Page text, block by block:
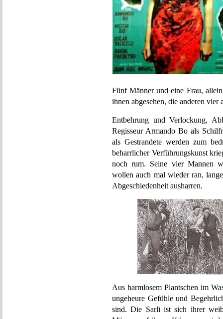
Fünf Männer und eine Frau,
ihnen abgesehen, die anderen
Entbehrung und Verlockung,
Regisseur Armando Bo als
als Gestrandete werden zum
beharrlicher Verführungskunst
noch rum. Seine vier Mannen
wollen auch mal wieder ran,
Abgeschiedenheit ausharren.
Aus harmlosem Plantschen im
ungeheure Gefühle und
sind. Die Sarli ist sich ihrer